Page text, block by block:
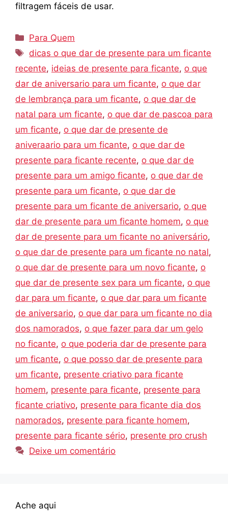
filtragem fáceis de usar.
Categorias
Para Quem
Tags
dicas o que dar de presente para um ficante
recente, ideias de presente para ficante, o que
dar de aniversario para um ficante, o que dar
de lembrança para um ficante, o que dar de
natal para um ficante, o que dar de pascoa para
um ficante, o que dar de presente de
aniveraario para um ficante, o que dar de
presente para ficante recente, o que dar de
presente para um amigo ficante, o que dar de
presente para um ficante, o que dar de
presente para um ficante de aniversario, o que
dar de presente para um ficante homem, o que
dar de presente para um ficante no aniversário,
o que dar de presente para um ficante no natal,
o que dar de presente para um novo ficante, o
que dar de presente sex para um ficante, o que
dar para um ficante, o que dar para um ficante
de aniversario, o que dar para um ficante no dia
dos namorados, o que fazer para dar um gelo
no ficante, o que poderia dar de presente para
um ficante, o que posso dar de presente para
um ficante, presente criativo para ficante
homem, presente para ficante, presente para
ficante criativo, presente para ficante dia dos
namorados, presente para ficante homem,
presente para ficante sério, presente pro crush
Deixe um comentário
Ache aqui